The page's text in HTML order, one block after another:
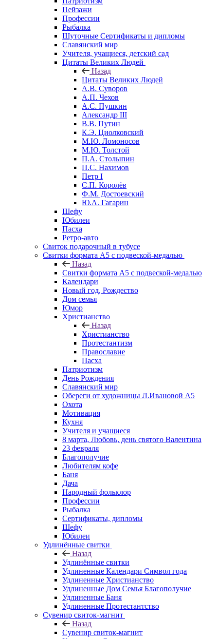
Пейзажи
Профессии
Рыбалка
Шуточные Сертификаты и дипломы
Славянский мир
Учителя, учащиеся, детский сад
Цитаты Великих Людей
Назад
Цитаты Великих Людей
А.В. Суворов
А.П. Чехов
А.С. Пушкин
Александр III
В.В. Путин
К.Э. Циолковский
М.Ю. Ломоносов
М.Ю. Толстой
П.А. Столыпин
П.С. Нахимов
Петр I
С.П. Королёв
Ф.М. Достоевский
Ю.А. Гагарин
Шефу
Юбилеи
Пасха
Ретро-авто
Свиток подарочный в тубусе
Свитки формата А5 с подвеской-медалью
Назад
Свитки формата А5 с подвеской-медалью
Календари
Новый год, Рождество
Дом семья
Юмор
Христианство
Назад
Христианство
Протестантизм
Православие
Пасха
Патриотизм
День Рождения
Славянский мир
Обереги от художницы Л.Ивановой А5
Охота
Мотивация
Кухня
Учителя и учащиеся
8 марта, Любовь, день святого Валентина
23 февраля
Благополучие
Любителям кофе
Баня
Дача
Народный фольклор
Профессии
Рыбалка
Сертификаты, дипломы
Шефу
Юбилеи
Удлинённые свитки
Назад
Удлинённые свитки
Удлиненные Календари Символ года
Удлиненные Христианство
Удлиненные Дом Семья Благополучие
Удлиненные Баня
Удлиненные Протестантство
Сувенир свиток-магнит
Назад
Сувенир свиток-магнит